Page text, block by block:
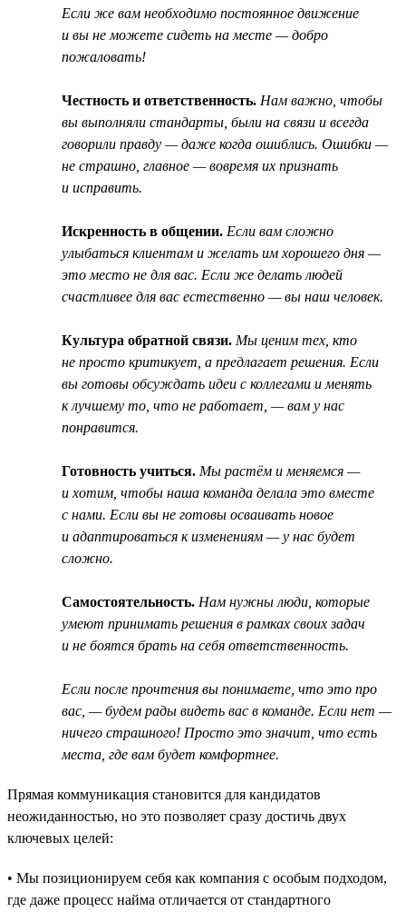
Если же вам необходимо постоянное движение
и вы не можете сидеть на месте — добро
пожаловать!
Честность и ответственность. Нам важно, чтобы
вы выполняли стандарты, были на связи и всегда
говорили правду — даже когда ошиблись. Ошибки —
не страшно, главное — вовремя их признать
и исправить.
Искренность в общении. Если вам сложно
улыбаться клиентам и желать им хорошего дня —
это место не для вас. Если же делать людей
счастливее для вас естественно — вы наш человек.
Культура обратной связи. Мы ценим тех, кто
не просто критикует, а предлагает решения. Если
вы готовы обсуждать идеи с коллегами и менять
к лучшему то, что не работает, — вам у нас
понравится.
Готовность учиться. Мы растём и меняемся —
и хотим, чтобы наша команда делала это вместе
с нами. Если вы не готовы осваивать новое
и адаптироваться к изменениям — у нас будет
сложно.
Самостоятельность. Нам нужны люди, которые
умеют принимать решения в рамках своих задач
и не боятся брать на себя ответственность.
Если после прочтения вы понимаете, что это про
вас, — будем рады видеть вас в команде. Если нет —
ничего страшного! Просто это значит, что есть
места, где вам будет комфортнее.
Прямая коммуникация становится для кандидатов
неожиданностью, но это позволяет сразу достичь двух
ключевых целей:
• Мы позиционируем себя как компания с особым подходом,
где даже процесс найма отличается от стандартного